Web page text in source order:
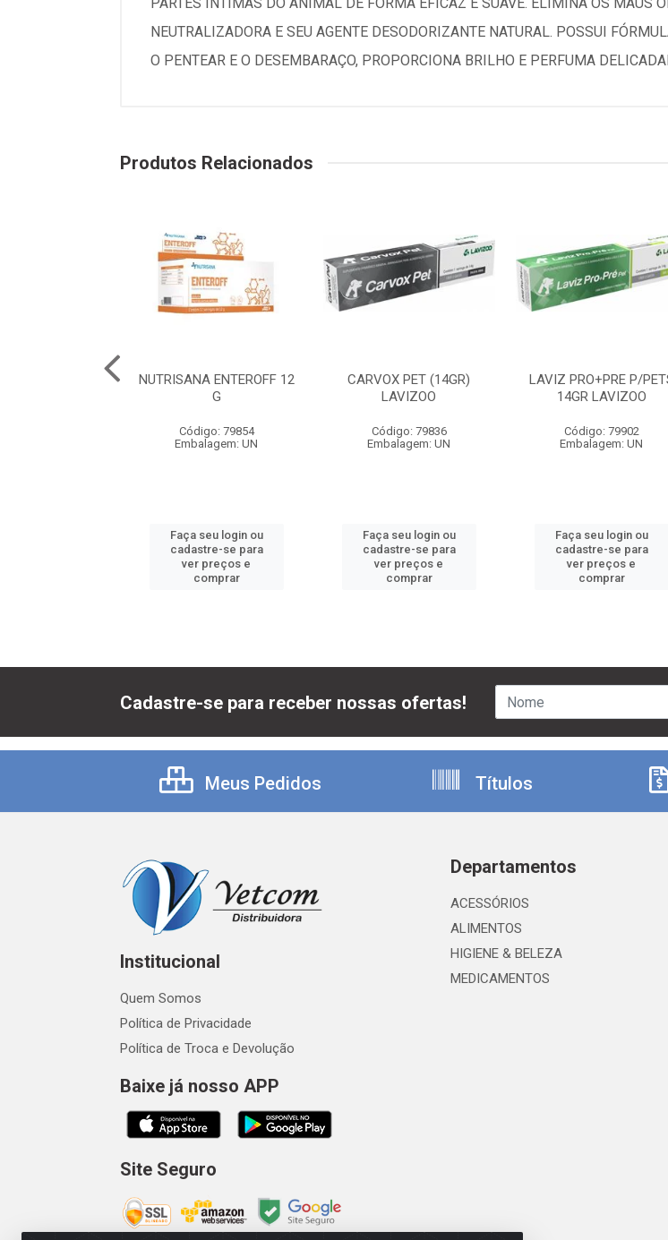
NEUTRALIZADORA E SEU AGENTE DESODORIZANTE NATURAL. POSSUI
O PENTEAR E O DESEMBARAÇO, PROPORCIONA BRILHO E PERFUMA
Produtos Relacionados
NUTRISANA ENTEROFF 12
G
Código: 79854
Embalagem: UN
Faça seu login ou
cadastre-se para
ver preços e
comprar
CARVOX PET (14GR)
LAVIZOO
Código: 79836
Embalagem: UN
Faça seu login ou
cadastre-se para
ver preços e
comprar
LAVIZ PRO+PRE P/
14GR LAVIZOO
Código: 79902
Embalagem: UN
Faça seu login ou
cadastre-se para
ver preços e
comprar
Cadastre-se para receber nossas ofertas!
Meus Pedidos Títulos
Institucional
Quem Somos
Política de Privacidade
Política de Troca e Devolução
Baixe já nosso APP
Site Seguro
Departamentos
ACESSÓRIOS
ALIMENTOS
HIGIENE & BELEZA
MEDICAMENTOS